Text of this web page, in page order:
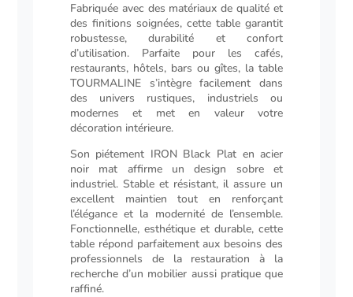
Fabriquée avec des matériaux de qualité et
des finitions soignées, cette table garantit
robustesse, durabilité et confort
d’utilisation. Parfaite pour les cafés,
restaurants, hôtels, bars ou gîtes, la table
TOURMALINE s’intègre facilement dans
des univers rustiques, industriels ou
modernes et met en valeur votre
décoration intérieure.
Son piétement IRON Black Plat en acier
noir mat affirme un design sobre et
industriel. Stable et résistant, il assure un
excellent maintien tout en renforçant
l’élégance et la modernité de l’ensemble.
Fonctionnelle, esthétique et durable, cette
table répond parfaitement aux besoins des
professionnels de la restauration à la
recherche d’un mobilier aussi pratique que
raffiné.